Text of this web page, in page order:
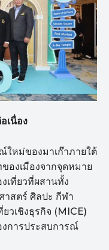
เนื่อง
ใหม่ของมาเก๊าภายใต้
องเมืองจากจุดหมาย
เที่ยวที่ผสานทั้ง
าสตร์ ศิลปะ กีฬา
วเชิงธุรกิจ (MICE)
การประสบการณ์